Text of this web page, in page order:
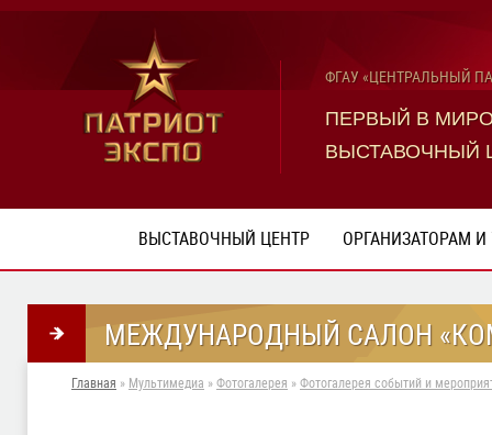
ФГАУ «ЦЕНТРАЛЬНЫЙ
ПЕРВЫЙ В
ВЫСТАВОЧНЫЙ
ВЫСТАВОЧНЫЙ ЦЕНТР ОРГАНИЗАТОРАМ
МЕЖДУНАРОДНЫЙ САЛОН
Главная » Мультимедиа » Фотогалерея » Фотогалерея событий и